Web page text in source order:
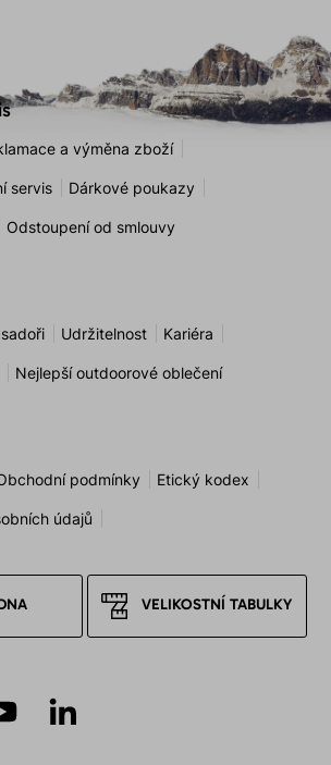
a výměna zboží
servis Dárkové poukazy
Odstoupení od smlouvy
Udržitelnost Kariéra
Nejlepší outdoorové oblečení
podmínky Etický kodex
údajů
VELIKOSTNÍ TABULKY